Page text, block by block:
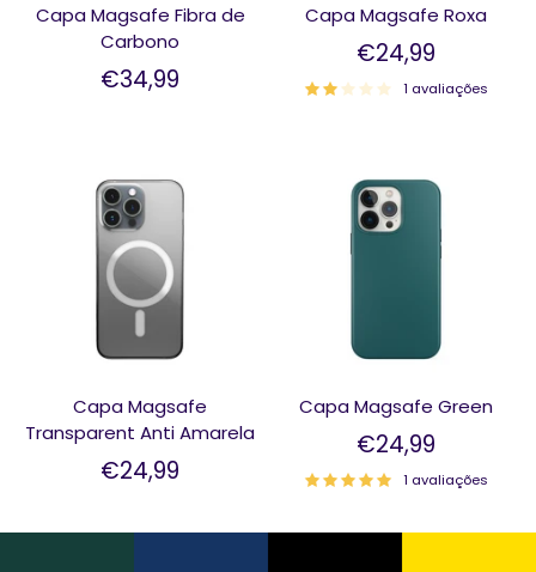
Capa Magsafe Fibra de
Carbono
€34,99
Capa Magsafe Roxa
€24,99
1 avaliações
Capa Magsafe
Transparent Anti Amarela
€24,99
Capa Magsafe Green
€24,99
1 avaliações